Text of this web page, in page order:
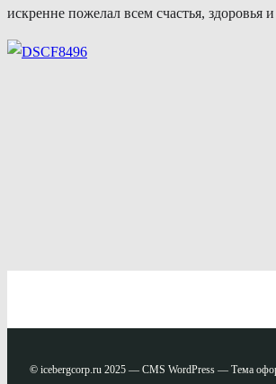
искренне пожелал всем счастья, здоровья
© icebergcorp.ru 2025 — CMS WordPress — Тема